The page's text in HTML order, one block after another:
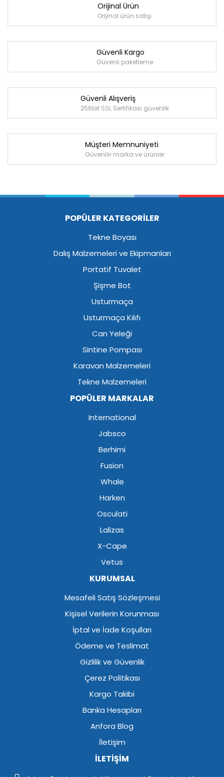
Orijinal Ürün
Orijinal ürün satışı
Güvenli Kargo
Güvenli paketleme
Güvenli Alışveriş
256bit SSL Sertifikası güvenlik
Müşteri Memnuniyeti
Güvenilir marka ve ürünler
POPÜLER KATEGORİLER
Tekne Boyası
Dalış Malzemeleri ve Ekipmanları
Portatif Tuvalet
Şişme Bot
Usturmaça
Usturmaça Kılıfı
Can Yeleği
Sintine Pompası
Karavan Malzemeleri
Tekne Malzemeleri
POPÜLER MARKALAR
International
Jabsco
Berhimi
Fusion
Whale
Harken
Osculati
Lalizas
X-Cape
Vetus
KURUMSAL
Mesafeli Satış Sözleşmesi
Kişisel Verilerin Korunması
İptal ve İade Koşulları
Ödeme ve Teslimat
Gizlilik ve Güvenlik
Çerez Politikası
Kargo Takibi
Banka Hesapları
Anfora Blog
İletişim
İLETİŞİM